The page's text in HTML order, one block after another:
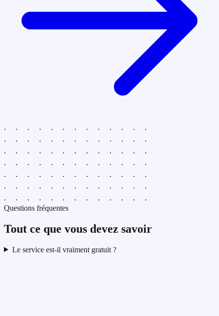
Questions fréquentes
Tout ce que vous devez savoir
Le service est-il vraiment gratuit ?